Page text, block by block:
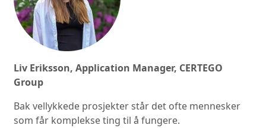
Liv Eriksson, Application Manager, CERTEGO
Group
Bak vellykkede prosjekter står det ofte mennesker
som får komplekse ting til å fungere.